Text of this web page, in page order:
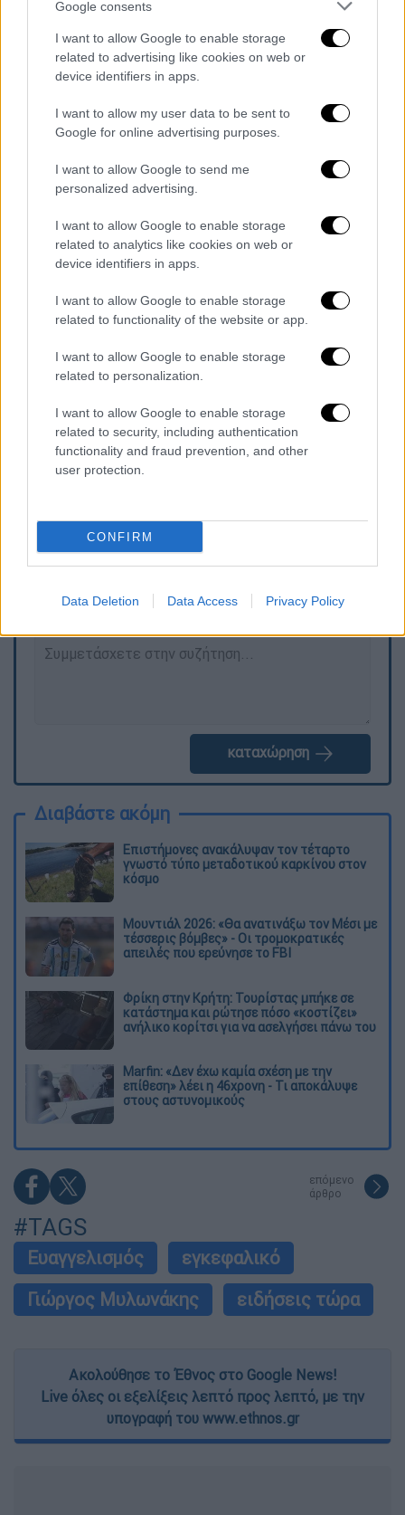
Google consents
I want to allow Google to enable storage
related to advertising like cookies on web or
device identifiers in apps.
I want to allow my user data to be sent to
Google for online advertising purposes.
I want to allow Google to send me
personalized advertising.
I want to allow Google to enable storage
related to analytics like cookies on web or
device identifiers in apps.
I want to allow Google to enable storage
related to functionality of the website or app.
I want to allow Google to enable storage
related to personalization.
I want to allow Google to enable storage
related to security, including authentication
functionality and fraud prevention, and other
user protection.
CONFIRM
Data Deletion Data Access Privacy Policy
Υπενθυμίζεται πως ο υφυπουργός εισήχθη
στο νοσοκομείο μετά από το εγκεφαλικό
επεισόδιο που υπέστη, και έκτοτε παρέμενε
υπό συνεχή ιατρική φροντίδα. Τον
υφυπουργό είχε επισκεφτεί πολλές φορές
ο οποίος έχει μιλήσει με συγγενείς του
ασθενούς και ήταν ενήμερος από το ιατρικό
προσωπικό για την κατάσταση και την
πορεία της υγείας του.
«Ο Υφυπουργός παρά τω Πρωθυπουργώ κος
Γεώργιος Μυλωνάκης, σήμερα 11 Μαϊου 2026
εξήλθε της ΜΕΘ του Νοσοκομείου ΓΝΑ «Ο
κατάσταση παρουσιάζει βελτίωση και
κρίνεται σκόπιμη η μεταφορά του σε
εξειδικευμένο κέντρο αποκατάστασης».
Τα σχολιά σας δημοσιεύονται άμεσα με δική σας ευθύνη. Το
ΕΘΝΟΣ θα παρεμβαίνει και τα προσβλητικά σχόλια θα
διαγράφονται
καταχώρηση
Διαβάστε ακόμη
Επιστήμονες ανακάλυψαν τον τέταρτο
γνωστό τύπο μεταδοτικού καρκίνου στον
κόσμο
Μουντιάλ 2026: «Θα ανατινάξω τον Μέσι με
τέσσερις βόμβες» - Οι τρομοκρατικές
απειλές που ερεύνησε το FBI
Φρίκη στην Κρήτη: Τουρίστας μπήκε σε
κατάστημα και ρώτησε πόσο «κοστίζει»
ανήλικο κορίτσι για να ασελγήσει πάνω του
Marfin: «Δεν έχω καμία σχέση με την
επίθεση» λέει η 46χρονη - Τι αποκάλυψε
στους αστυνομικούς
επόμενο
άρθρο
#TAGS
Ευαγγελισμός
εγκεφαλικό
Γιώργος Μυλωνάκης
ειδήσεις τώρα
Ακολούθησε το Έθνος στο Google News!
Live όλες οι εξελίξεις λεπτό προς λεπτό, με την
υπογραφή του www.ethnos.gr